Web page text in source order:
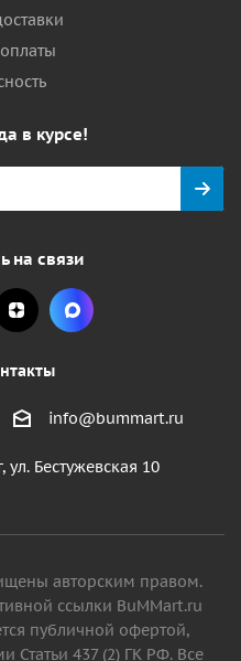
в курсе!
на связи
info@bummart.ru
ул. Бестужевская 10
авторским правом.
ссылки BuMMart.ru
публичной офертой,
Статьи 437 (2) ГК РФ. Все